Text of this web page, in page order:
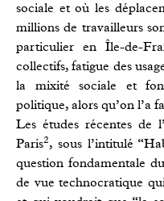
sociale et où les
millions de travailleurs
particulier en Île-de-
collectifs, fatigue des
la mixité sociale et
politique, alors qu’on l’a
Les études récentes de
Paris2, sous l’intitulé
question fondamentale
de vue technocratique